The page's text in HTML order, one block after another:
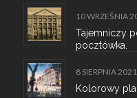
10 WRZEŚNIA
Tajemniczy
pocztówka.
8 SIERPNIA 2021
Kolorowy